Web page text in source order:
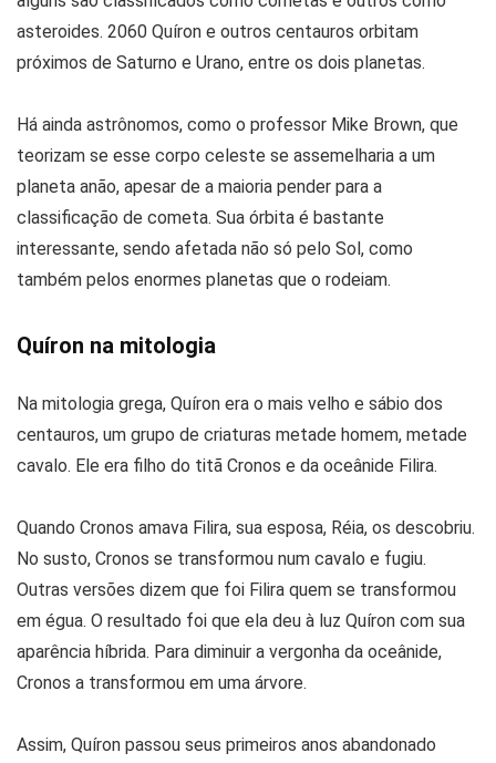
asteroides. 2060 Quíron e outros centauros orbitam
próximos de Saturno e Urano, entre os dois planetas.
Há ainda astrônomos, como o professor Mike Brown, que
teorizam se esse corpo celeste se assemelharia a um
planeta anão, apesar de a maioria pender para a
classificação de cometa. Sua órbita é bastante
interessante, sendo afetada não só pelo Sol, como
também pelos enormes planetas que o rodeiam.
Quíron na mitologia
Na mitologia grega, Quíron era o mais velho e sábio dos
centauros, um grupo de criaturas metade homem, metade
cavalo. Ele era filho do titã Cronos e da oceânide Filira.
Quando Cronos amava Filira, sua esposa, Réia, os descobriu.
No susto, Cronos se transformou num cavalo e fugiu.
Outras versões dizem que foi Filira quem se transformou
em égua. O resultado foi que ela deu à luz Quíron com sua
aparência híbrida. Para diminuir a vergonha da oceânide,
Cronos a transformou em uma árvore.
Assim, Quíron passou seus primeiros anos abandonado